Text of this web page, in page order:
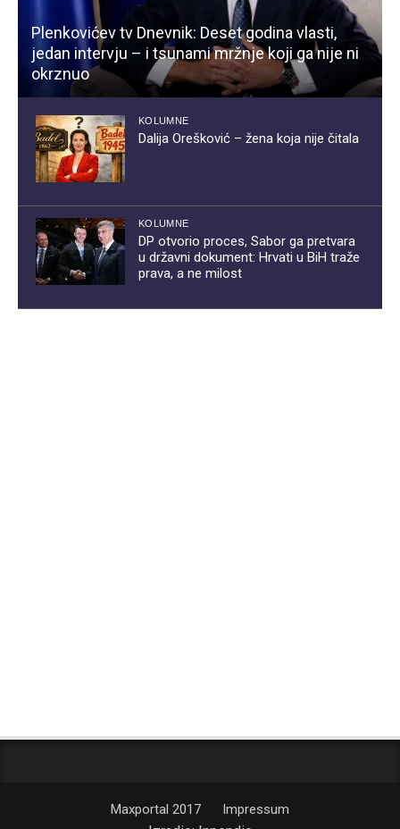
Plenkovićev tv Dnevnik: Deset godina vlasti,
jedan intervju – i tsunami mržnje koji ga nije ni
okrznuo
KOLUMNE
Dalija Orešković – žena koja nije čitala
KOLUMNE
DP otvorio proces, Sabor ga pretvara
u državni dokument: Hrvati u BiH traže
prava, a ne milost
Maxportal 2017 Impressum